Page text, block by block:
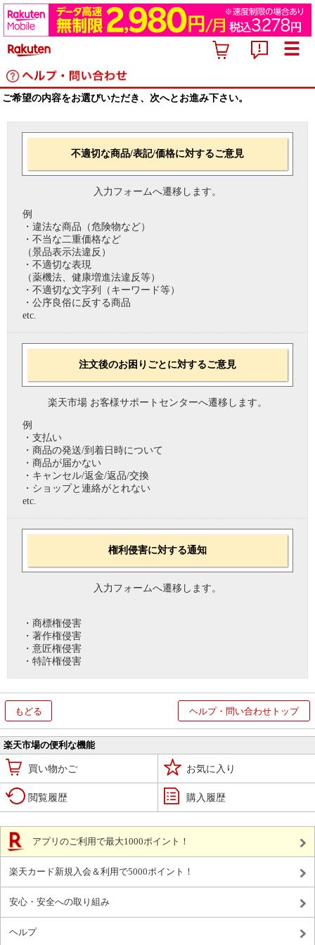
ご希望の内容をお選びいただき、次へとお進み下さい。
不適切な商品/表記/価格に対するご意見
入力フォームへ遷移します。
例
・違法な商品（危険物など）
・不当な二重価格など
（景品表示法違反）
・不適切な表現
（薬機法、健康増進法違反等）
・不適切な文字列（キーワード等）
・公序良俗に反する商品
etc.
注文後のお困りごとに対するご意見
楽天市場 お客様サポートセンターへ遷移します。
例
・支払い
・商品の発送/到着日時について
・商品が届かない
・キャンセル/返金/返品/交換
・ショップと連絡がとれない
etc.
権利侵害に対する通知
入力フォームへ遷移します。
・商標権侵害
・著作権侵害
・意匠権侵害
・特許権侵害
もどる ヘルプ・問い合わせトップ
楽天市場の便利な機能
買い物かご お気に入り
閲覧履歴 購入履歴
アプリのご利用で最大1000ポイント！
楽天カード新規入会＆利用で5000ポイント！
安心・安全への取り組み
ヘルプ